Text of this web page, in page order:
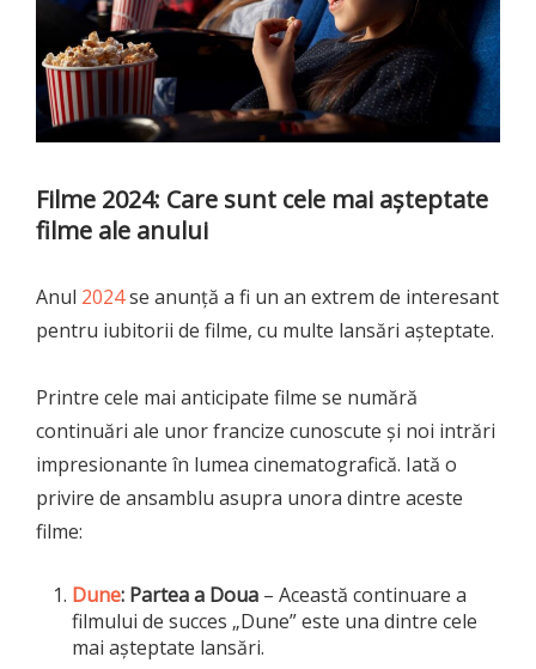
Filme 2024: Care sunt cele mai aşteptate
filme ale anului
Anul 2024se anunță a fi un an extrem de interesant
pentru iubitorii de filme, cu multe lansări așteptate.
Printre cele mai anticipate filme se numără
continuări ale unor francize cunoscute și noi intrări
impresionante în lumea cinematografică. Iată o
privire de ansamblu asupra unora dintre aceste
filme:
Dune: Partea a Doua – Această continuare a
filmului de succes „Dune” este una dintre cele
mai așteptate lansări.